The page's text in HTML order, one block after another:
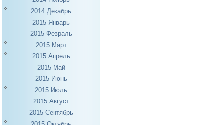
2014 Декабрь
2015 Январь
2015 Февраль
2015 Март
2015 Апрель
2015 Май
2015 Июнь
2015 Июль
2015 Август
2015 Сентябрь